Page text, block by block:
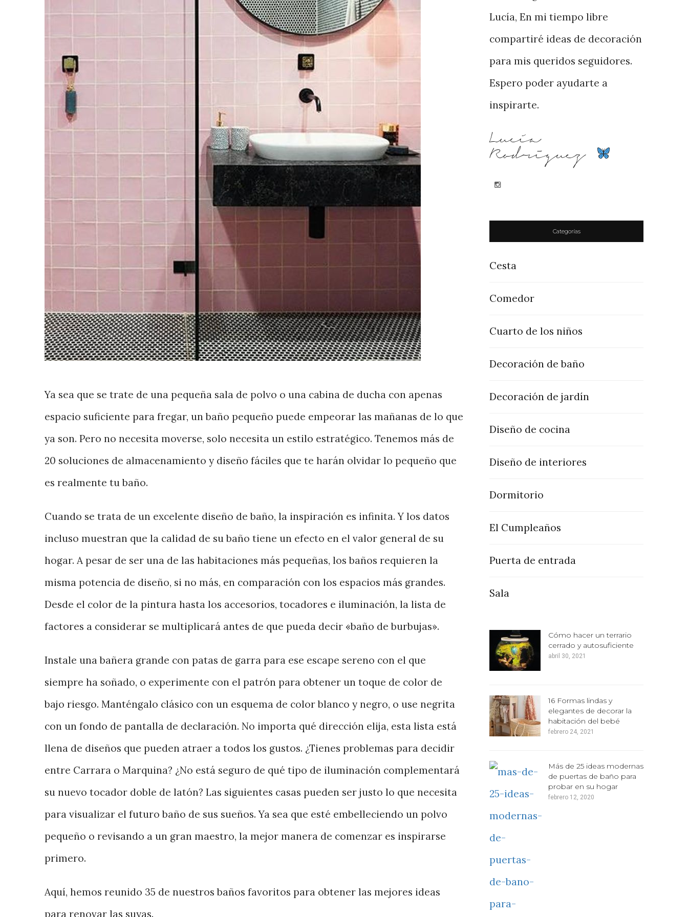
Ya sea que se trate de una pequeña sala de polvo o una cabina de ducha con apenas
espacio suficiente para fregar, un baño pequeño puede empeorar las mañanas de lo que
ya son. Pero no necesita moverse, solo necesita un estilo estratégico. Tenemos más de
20 soluciones de almacenamiento y diseño fáciles que te harán olvidar lo pequeño que
es realmente tu baño.
Cuando se trata de un excelente diseño de baño, la inspiración es infinita. Y los datos
incluso muestran que la calidad de su baño tiene un efecto en el valor general de su
hogar. A pesar de ser una de las habitaciones más pequeñas, los baños requieren la
misma potencia de diseño, si no más, en comparación con los espacios más grandes.
Desde el color de la pintura hasta los accesorios, tocadores e iluminación, la lista de
factores a considerar se multiplicará antes de que pueda decir «baño de burbujas».
Instale una bañera grande con patas de garra para ese escape sereno con el que
siempre ha soñado, o experimente con el patrón para obtener un toque de color de
bajo riesgo. Manténgalo clásico con un esquema de color blanco y negro, o use negrita
con un fondo de pantalla de declaración. No importa qué dirección elija, esta lista está
llena de diseños que pueden atraer a todos los gustos. ¿Tienes problemas para decidir
entre Carrara o Marquina? ¿No está seguro de qué tipo de iluminación complementará
su nuevo tocador doble de latón? Las siguientes casas pueden ser justo lo que necesita
para visualizar el futuro baño de sus sueños. Ya sea que esté embelleciendo un polvo
pequeño o revisando a un gran maestro, la mejor manera de comenzar es inspirarse
primero.
Aquí, hemos reunido 35 de nuestros baños favoritos para obtener las mejores ideas
para renovar las suyas.
Lucía, En mi tiempo libre
compartiré ideas de decoración
para mis queridos seguidores.
Espero poder ayudarte a
inspirarte.
Lucía
Rodriguez
Categorías
Cesta
Comedor
Cuarto de los niños
Decoración de baño
Decoración de jardín
Diseño de cocina
Diseño de interiores
Dormitorio
El Cumpleaños
Puerta de entrada
Sala
Cómo hacer un terrario
cerrado y autosuficiente
abril 30, 2021
16 Formas lindas y
elegantes de decorar la
habitación del bebé
febrero 24, 2021
Más de 25 ideas modernas
de puertas de baño para
probar en su hogar
febrero 12, 2020